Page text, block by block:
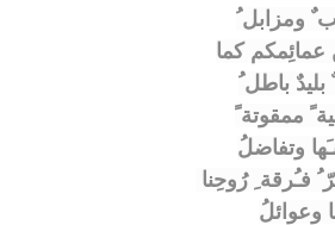
ومزابل
كما
باطل
ممقوتة
وتفاضلُ
فـُرقة ِ رُوحِنا
وعوائلُ